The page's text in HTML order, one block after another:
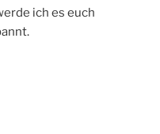
ich es euch